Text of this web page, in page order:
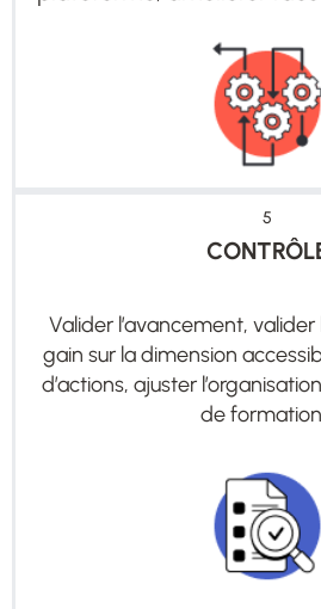
5
Valider l’avancement,
gain sur la dimension
d’actions, ajuster
de